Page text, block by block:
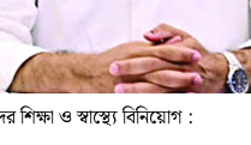
ও স্বাস্থ্যে বিনিয়োগ :